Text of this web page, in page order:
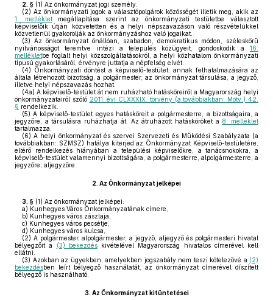
2. § (1) Az önkormányzat jogi személy.
(2) Az önkormányzati jogok a választópolgárok közösségét illetik meg, akik az
1. mellékletmegállapítása szerint az önkormányzati testületbe választott
képviselőik útján közvetetten és a helyi népszavazáson való részvételükkel
közvetlenül gyakorolják az önkormányzáshoz való jogaikat.
(3) Az önkormányzat önállóan, szabadon, demokratikus módon, széleskörű
nyilvánosságot teremtve intézi a település közügyeit, gondoskodik a 16.
mellékletbe foglalt helyi közszolgáltatásokról, a helyi közhatalom önkormányzati
típusú gyakorlásáról, érvényre juttatja a népfelség elvét.
(4) Önkormányzati döntést a képviselő-testület, annak felhatalmazására az
általa létrehozott bizottság, a polgármester, az önkormányzat társulása, a jegyző,
illetve helyi népszavazás hozhat.
(4a) A képviselő-testület át nem ruházható hatásköreiről a Magyarország helyi
önkormányzatairól szóló 2011. évi CLXXXIX. törvény (a továbbiakban: Mötv.) 42.
§ rendelkezik.
(5) A képviselő-testület egyes hatásköreit a polgármesterre, a bizottságaira, a
jegyzőre, a társulásra ruházhatja át. Az átruházott hatásköröket a 8. melléklet
tartalmazza.
(6) A helyi önkormányzat és szervei Szervezeti és Működési Szabályzata (a
továbbiakban: SZMSZ) hatálya kiterjed az Önkormányzat Képviselő-testületére,
eltérő rendelkezés hiányában a települési képviselőkre, a tanácsnokokra, a
képviselő-testület valamennyi bizottságára, a polgármesterre, alpolgármesterre, a
jegyzőre, aljegyzőre.
2. Az Önkormányzat jelképei
3. § (1) Az önkormányzat jelképei:
a) Kunhegyes Város Önkormányzatának címere,
b) Kunhegyes város zászlaja,
c) Kunhegyes város pecsétje,
d) Kunhegyes város kulcsa,
(2) A polgármester, alpolgármester, a jegyző, aljegyző és polgármesteri hivatal
bélyegzőit a
(3) bekezdéskivételével Magyarország hivatalos címerével kell
ellátni.
(3) Azokban az ügyekben, amelyekben jogszabály nem teszi kötelezővé a (2)
bekezdésben leírt bélyegző használatát, az önkormányzat címerével díszített
bélyegző is használható.
3. Az Önkormányzat kitüntetései